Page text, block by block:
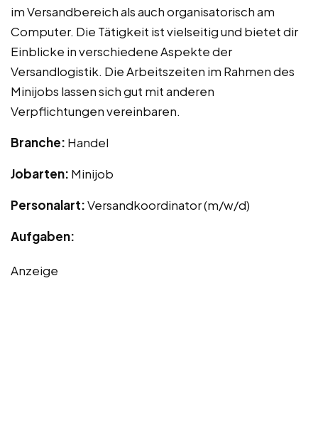
im Versandbereich als auch organisatorisch am
Computer. Die Tätigkeit ist vielseitig und bietet dir
Einblicke in verschiedene Aspekte der
Versandlogistik. Die Arbeitszeiten im Rahmen des
Minijobs lassen sich gut mit anderen
Verpflichtungen vereinbaren.
Branche: Handel
Jobarten: Minijob
Personalart:Versandkoordinator (m/w/d)
Aufgaben:
Anzeige